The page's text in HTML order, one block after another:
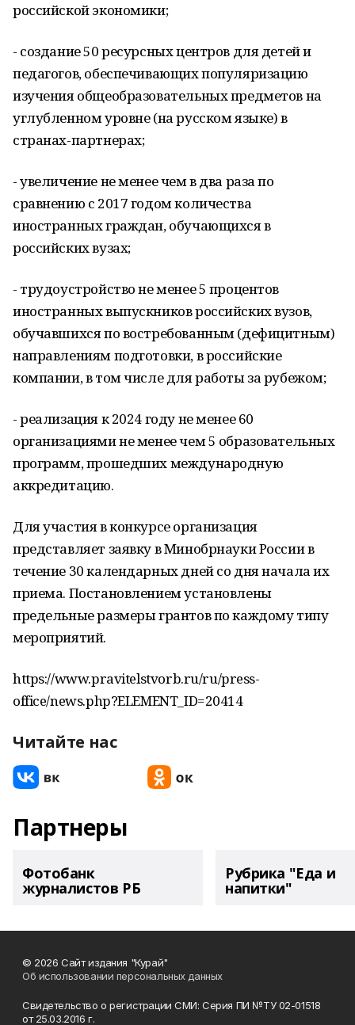
российской экономики;
- создание 50 ресурсных центров для детей и
педагогов, обеспечивающих популяризацию
изучения общеобразовательных предметов на
углубленном уровне (на русском языке) в
странах-партнерах;
- увеличение не менее чем в два раза по
сравнению с 2017 годом количества
иностранных граждан, обучающихся в
российских вузах;
- трудоустройство не менее 5 процентов
иностранных выпускников российских вузов,
обучавшихся по востребованным (дефицитным)
направлениям подготовки, в российские
компании, в том числе для работы за рубежом;
- реализация к 2024 году не менее 60
организациями не менее чем 5 образовательных
программ, прошедших международную
аккредитацию.
Для участия в конкурсе организация
представляет заявку в Минобрнауки России в
течение 30 календарных дней со дня начала их
приема. Постановлением установлены
предельные размеры грантов по каждому типу
мероприятий.
https://www.pravitelstvorb.ru/ru/press-
office/news.php?ELEMENT_ID=20414
Читайте нас
Партнеры
Фотобанк
журналистов РБ
Рубрика "Еда и
напитки"
© 2026 Сайт издания "Курай"
Об использовании персональных данных
Свидетельство о регистрации СМИ: Серия ПИ №ТУ 02-01518
от 25.03.2016 г.